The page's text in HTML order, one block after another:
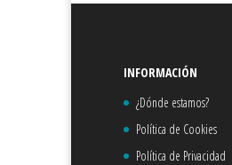
INFORMACIÓN
¿Dónde estamos?
Política de Cookies
Política de Privacidad